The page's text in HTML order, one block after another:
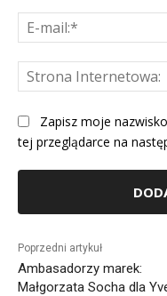
Zapisz moje
tej przeglądarce na
Poprzedni artykuł
Ambasadorzy marek:
Małgorzata Socha dla